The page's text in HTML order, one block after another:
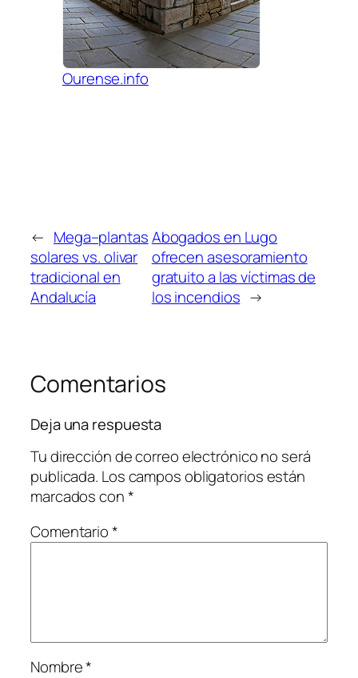
Ourense.info
← Mega–plantas
solares vs. olivar
tradicional en
Andalucía
Abogados en Lugo
ofrecen asesoramiento
gratuito a las víctimas de
los incendios →
Comentarios
Deja una respuesta
Tu dirección de correo electrónico no será
publicada. Los campos obligatorios están
marcados con*
Comentario*
Nombre*